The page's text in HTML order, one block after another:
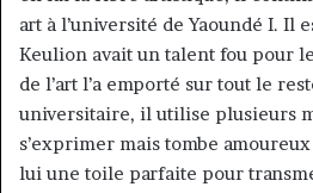
art à l’université de Yaoundé I. Il
Keulion avait un talent fou pour
de l’art l’a emporté sur tout le
universitaire, il utilise plusieurs
s’exprimer mais tombe
lui une toile parfaite pour